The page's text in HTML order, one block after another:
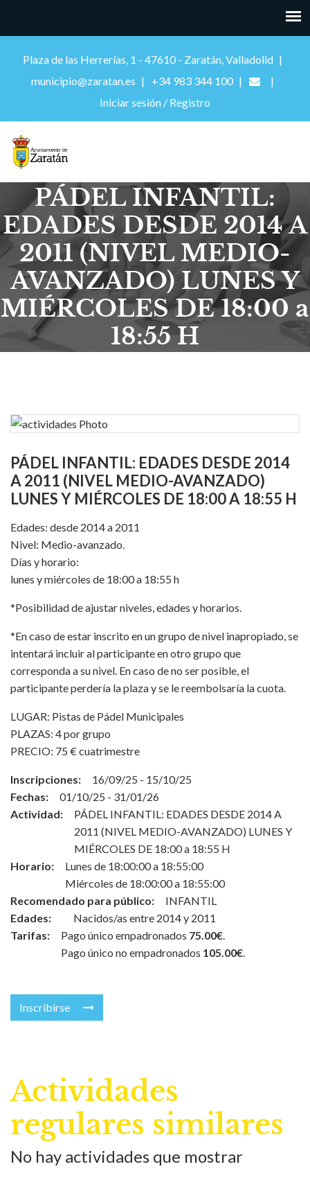
Plaza de las Herrerías, 1 - 47610 - Zaratán, Valladolid
municipio@zaratan.es
+34 983 344 100
Iniciar sesión / Registro
PÁDEL INFANTIL:
EDADES DESDE 2014 A
2011 (NIVEL MEDIO-
AVANZADO) LUNES Y
MIÉRCOLES DE 18:00 a
18:55 H
PÁDEL INFANTIL: EDADES DESDE 2014
A 2011 (NIVEL MEDIO-AVANZADO)
LUNES Y MIÉRCOLES DE 18:00 A 18:55 H
Edades: desde 2014 a 2011
Nivel: Medio-avanzado.
Días y horario:
lunes y miércoles de 18:00 a 18:55 h
*Posibilidad de ajustar niveles, edades y horarios.
*En caso de estar inscrito en un grupo de nivel inapropiado, se
intentará incluir al participante en otro grupo que
corresponda a su nivel. En caso de no ser posible, el
participante perdería la plaza y se le reembolsaría la cuota.
LUGAR: Pistas de Pádel Municipales
PLAZAS: 4 por grupo
PRECIO: 75 € cuatrimestre
Inscripciones:
16/09/25 - 15/10/25
Fechas:
01/10/25 - 31/01/26
Actividad:
PÁDEL INFANTIL: EDADES DESDE 2014 A
2011 (NIVEL MEDIO-AVANZADO) LUNES Y
MIÉRCOLES DE 18:00 a 18:55 H
Horario:
Lunes de 18:00:00 a 18:55:00
Miércoles de 18:00:00 a 18:55:00
Recomendado para público:
INFANTIL
Edades:
Nacidos/as entre 2014 y 2011
Tarifas:
Pago único empadronados 75.00€.
Pago único no empadronados 105.00€.
Inscribirse
Actividades
regulares similares
No hay actividades que mostrar